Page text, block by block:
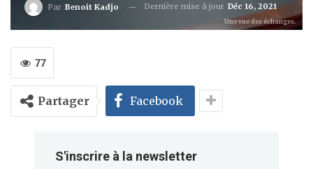
Par Benoit Kadjo Dernière mise à jour Déc 16, 2021
Une vue des échanges.
77
Partager Facebook
S'inscrire à la newsletter